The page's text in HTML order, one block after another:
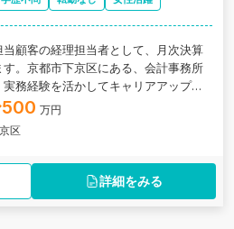
顧客の経理担当者として、月次決算
。京都市下京区にある、会計事務所
務経験を活かしてキャリアアップが
。
万円
区
詳細をみる